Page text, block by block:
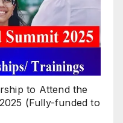
to Attend the
(Fully-funded to